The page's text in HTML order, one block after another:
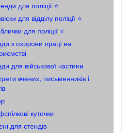
для поліції ⭐
для відділу поліції ⭐️
для поліції ⭐️
з охорони праці на
для військової частини
вчених, письменників і
куточки
для стендів